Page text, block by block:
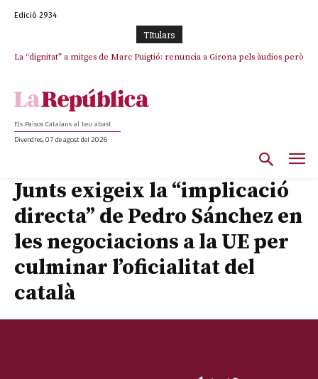
Edició 2934
TItulars
La “dignitat” a mitges de Marc Puigtió: renuncia a Girona pels àudios però
Els Països Catalans al teu abast
Divendres, 07 de agost del 2026
Junts exigeix la “implicació
directa” de Pedro Sánchez en
les negociacions a la UE per
culminar l’oficialitat del
català